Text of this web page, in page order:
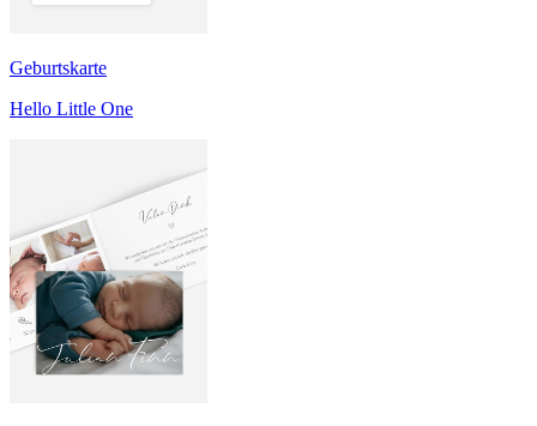
Geburtskarte
Hello Little One